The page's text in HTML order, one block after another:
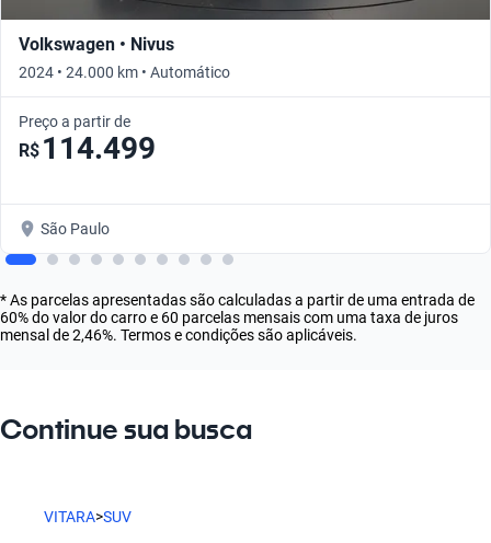
Volkswagen • Nivus
2024 • 24.000 km • Automático
Preço a partir de
R$ 114.499
São Paulo
* As parcelas apresentadas são calculadas a partir de uma entrada de
60% do valor do carro e 60 parcelas mensais com uma taxa de juros
mensal de 2,46%. Termos e condições são aplicáveis.
Continue sua busca
VITARA>SUV